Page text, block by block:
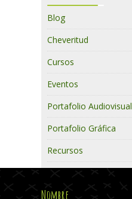
Blog
Cheveritud
Cursos
Eventos
Portafolio Audiovisual
Portafolio Gráfica
Recursos
Nombre